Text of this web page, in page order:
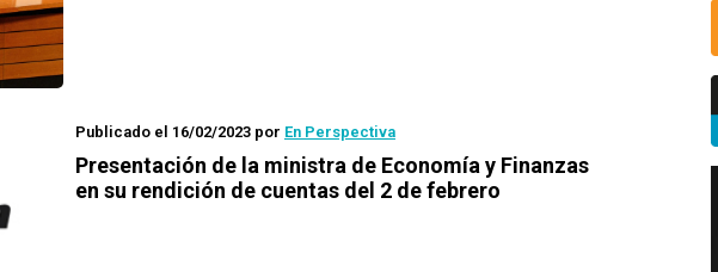
Publicado el 16/02/2023 por En Perspectiva
Presentación de la ministra de Economía y Finanzas
en su rendición de cuentas del 2 de febrero